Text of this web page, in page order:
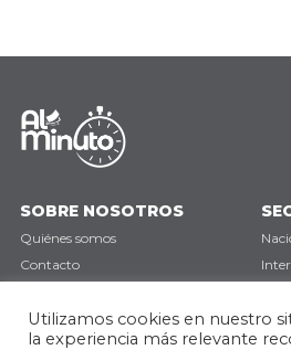
SOBRE NOSOTROS
Quiénes somos
Contacto
Utilizamos cookies en nuestro
la experiencia más relevante